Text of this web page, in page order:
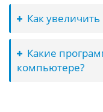
Как
Какие
компьютере?